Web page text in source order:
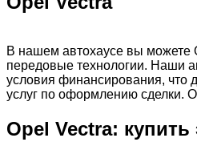
В нашем автохаусе вы можете
передовые технологии. Наши
условия финансирования, что
услуг по оформлению сделки.
Opel Vectra: